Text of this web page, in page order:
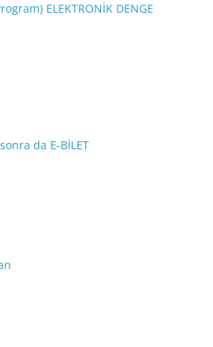
ELEKTRONİK DENGE
da E-BİLET